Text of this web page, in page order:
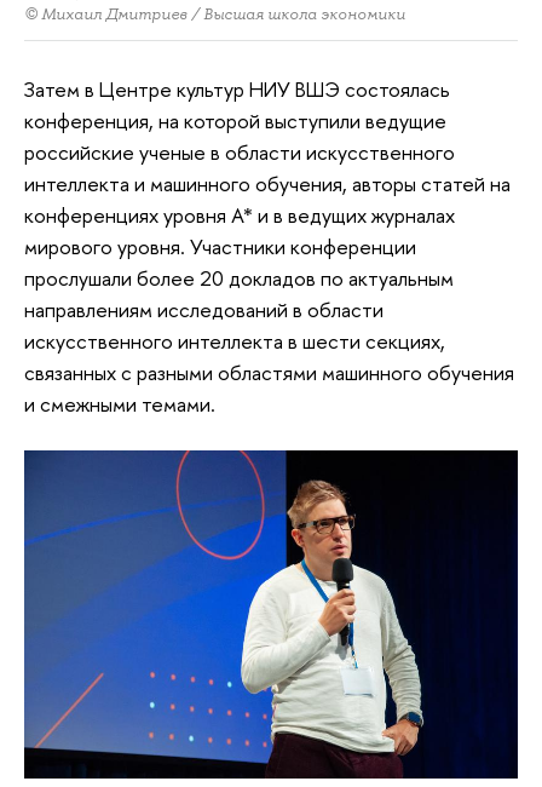
© Михаил Дмитриев / Высшая школа экономики
Затем в Центре культур НИУ ВШЭ состоялась
конференция, на которой выступили ведущие
российские ученые в области искусственного
интеллекта и машинного обучения, авторы статей на
конференциях уровня А* и в ведущих журналах
мирового уровня. Участники конференции
прослушали более 20 докладов по актуальным
направлениям исследований в области
искусственного интеллекта в шести секциях,
связанных с разными областями машинного обучения
и смежными темами.